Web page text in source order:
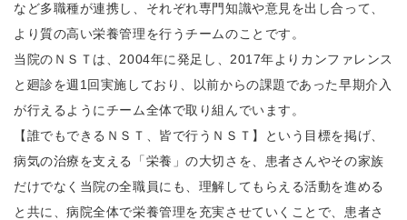
など多職種が連携し、それぞれ専門知識や意見を出し合って、
より質の高い栄養管理を行うチームのことです。
当院のＮＳＴは、2004年に発足し、2017年よりカンファレンス
と廻診を週1回実施しており、以前からの課題であった早期介入
が行えるようにチーム全体で取り組んでいます。
【誰でもできるＮＳＴ、皆で行うＮＳＴ】という目標を掲げ、
病気の治療を支える「栄養」の大切さを、患者さんやその家族
だけでなく当院の全職員にも、理解してもらえる活動を進める
と共に、病院全体で栄養管理を充実させていくことで、患者さ